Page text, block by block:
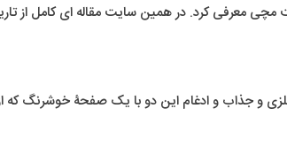
مچی معرفی کرد. در همین سایت مقاله ای کامل از
و جذاب و ادغام این دو با یک صفحۀ خوشرنگ که